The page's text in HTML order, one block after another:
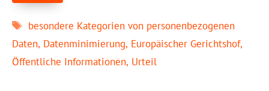
Schlagwörter
besondere Kategorien von personenbezogenen
Daten, Datenminimierung, Europäischer Gerichtshof,
Öffentliche Informationen, Urteil